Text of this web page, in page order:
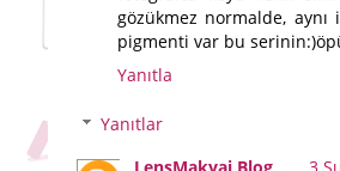
gözükmez normalde,
pigmenti var bu
Yanıtla
Yanıtlar